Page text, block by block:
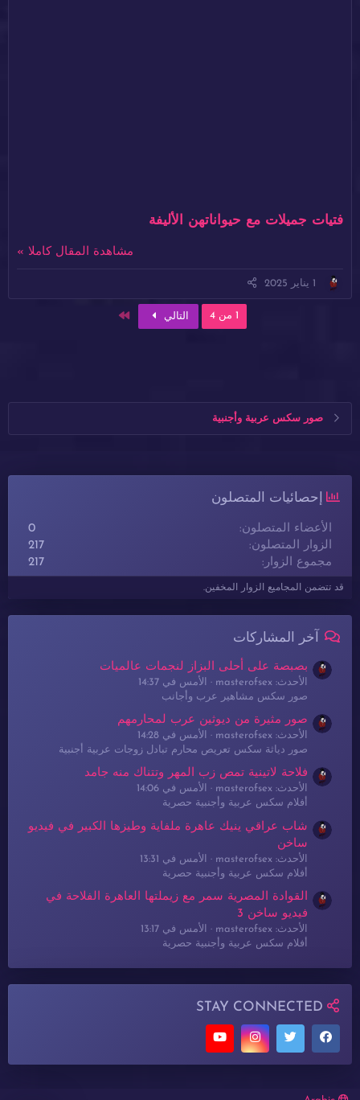
فتيات جميلات مع حيواناتهن الأليفة
مشاهدة المقال كاملا »
1 يناير 2025
1 من 4 التالي
صور سكس عربية وأجنبية
إحصائيات المتصلون
الأعضاء المتصلون
0
الزوار المتصلون
217
مجموع الزوار
217
قد تتضمن المجاميع الزوار المخفين.
آخر المشاركات
بصبصة على أحلى البزاز لنجمات عالميات
الأحدث: masterofsex
الأمس في 14:37
صور سكس مشاهير عرب وأجانب
صور مثيرة من ديوثين عرب لمحارمهم
الأحدث: masterofsex
الأمس في 14:28
صور دياثة سكس تعريص محارم تبادل زوجات عربية أجنبية
فلاحة لاتينية تمص زب المهر وتتناك منه جامد
الأحدث: masterofsex
الأمس في 14:06
أفلام سكس عربية وأجنبية حصرية
شاب عراقي ينيك عاهرة ملفاية وطيزها الكبير في فيديو
ساخن
الأحدث: masterofsex
الأمس في 13:31
أفلام سكس عربية وأجنبية حصرية
القوادة المصرية سمر مع زيملتها العاهرة الفلاحة في
فيديو ساخن 3
الأحدث: masterofsex
الأمس في 13:17
أفلام سكس عربية وأجنبية حصرية
STAY CONNECTED